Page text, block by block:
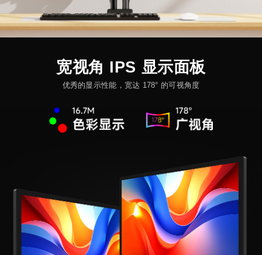
宽视角 IPS 显示面板
优秀的显示性能，宽达 178° 的可视角度